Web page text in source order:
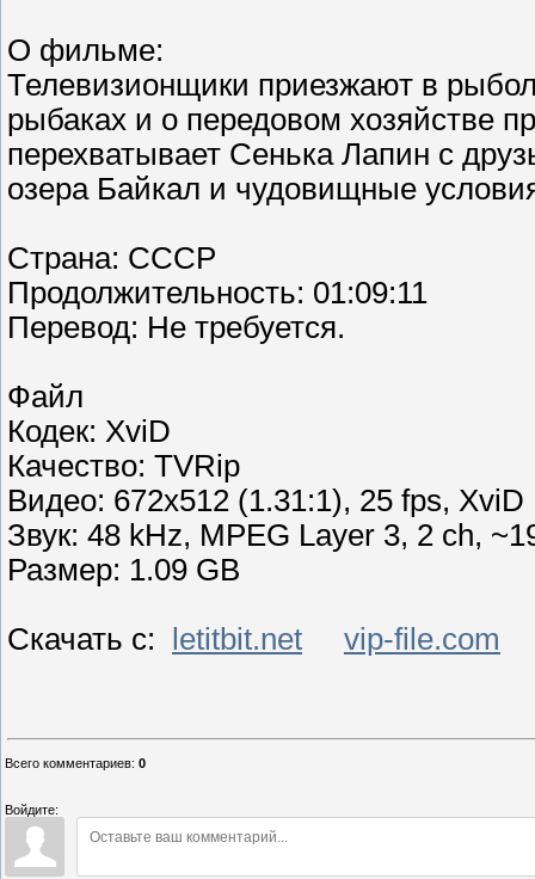
О фильме:
Телевизионщики приезжают в
рыбаках и о передовом хозяйстве
перехватывает Сенька Лапин с
озера Байкал и чудовищные
Страна: СССР
Продолжительность: 01:09:11
Перевод: Не требуется.
Файл
Кодек: XviD
Качество: TVRip
Видео: 672x512 (1.31:1), 25 fps,
Звук: 48 kHz, MPEG Layer 3, 2 ch,
Размер: 1.09 GB
Скачать с: letitbit.net vip-file.com
Всего комментариев: 0
Войдите: